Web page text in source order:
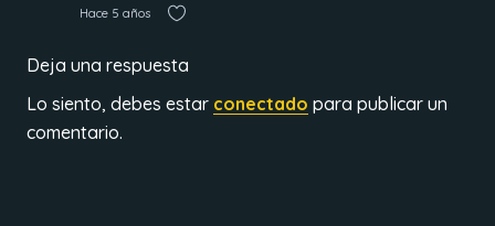
Hace 5 años
Deja una respuesta
Lo siento, debes estar conectado para publicar un
comentario.